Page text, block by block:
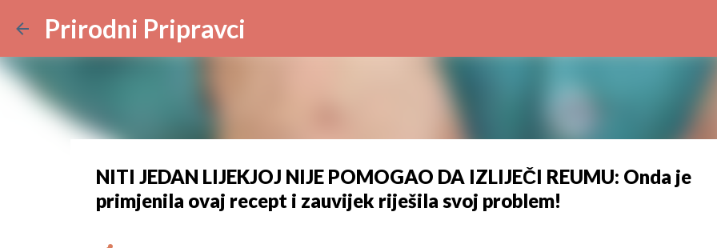
Prirodni Pripravci
NITI JEDAN LIJEKJOJ NIJE POMOGAO DA IZLIJEČI REUMU: Onda je
primjenila ovaj recept i zauvijek riješila svoj problem!